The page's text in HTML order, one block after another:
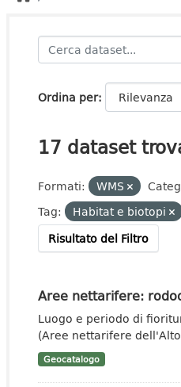
Ordina per
17 dataset
Formati: WMS
Tag:
Habitat e biotopi
Risultato del Filtro
Aree nettarifere:
Luogo e periodo di
(Aree nettarifere
Geocatalogo